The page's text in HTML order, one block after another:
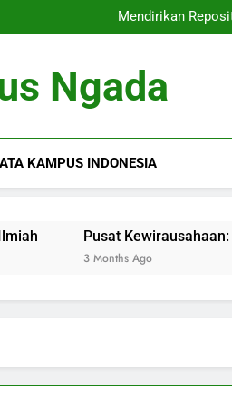
Mendirikan
Pusat
Mendirikan
Pusat
Ngada
KAMPUS INDONESIA
Pusat Kewirausahaan: Meneliti